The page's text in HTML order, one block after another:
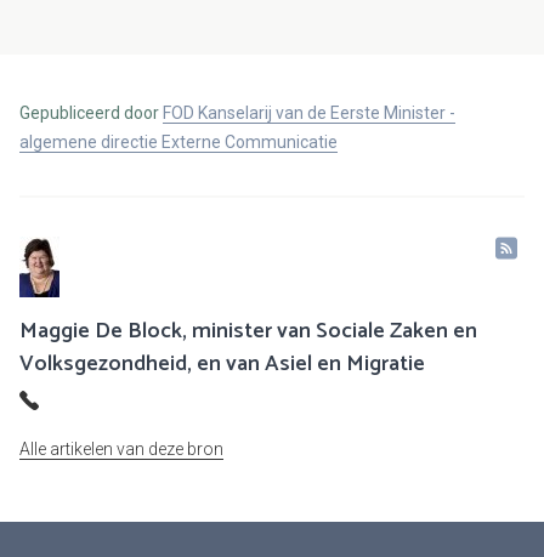
Gepubliceerd door FOD Kanselarij van de Eerste Minister -
algemene directie Externe Communicatie
Maggie De Block, minister van Sociale Zaken en
Volksgezondheid, en van Asiel en Migratie
Alle artikelen van deze bron